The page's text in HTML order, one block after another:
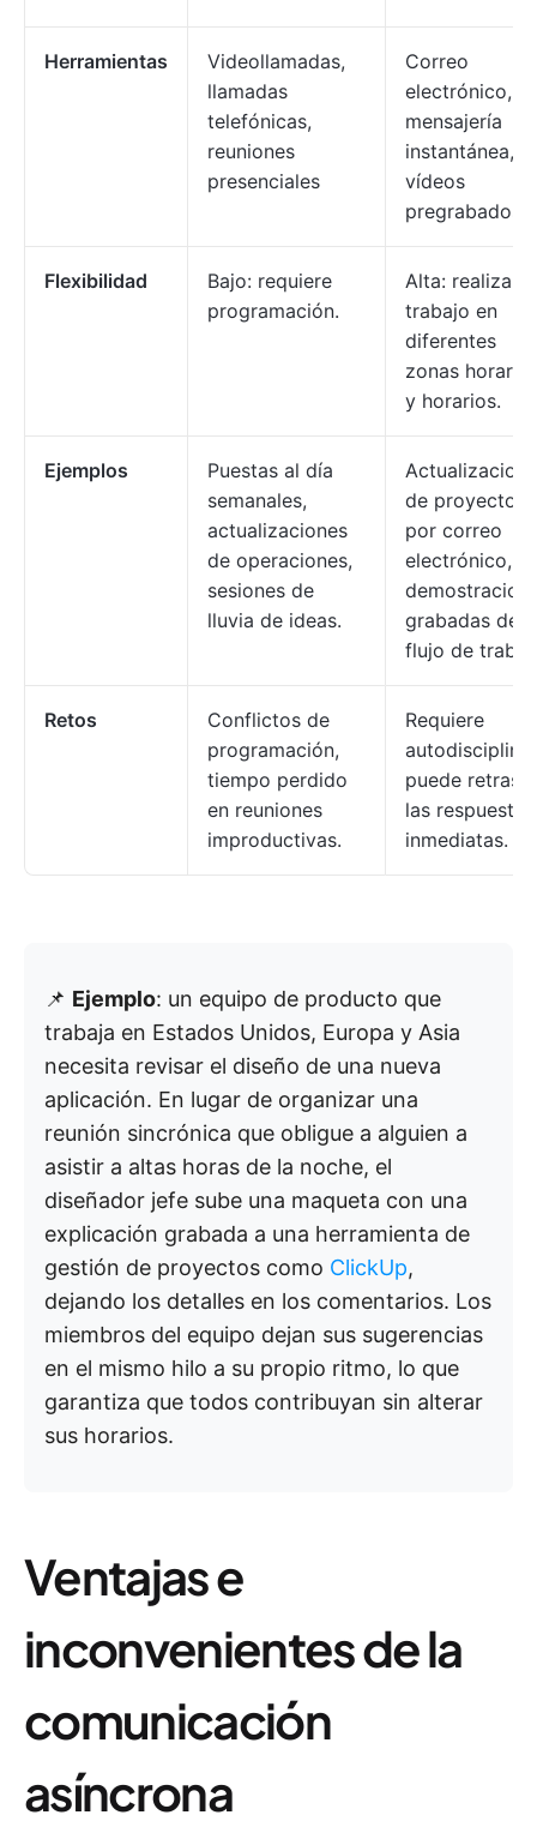
Herramientas
Videollamadas,
llamadas
telefónicas,
reuniones
presenciales
Correo
electrónico,
mensajería
instantánea,
vídeos
pregrabados.
Flexibilidad
Bajo: requiere
programación.
Alta: realiza el
trabajo en
diferentes
zonas horarias
y horarios.
Ejemplos
Puestas al día
semanales,
actualizaciones
de operaciones,
sesiones de
lluvia de ideas.
de proyectos
por correo
electrónico,
grabadas del
flujo de
Retos
Conflictos de
programación,
tiempo perdido
en reuniones
improductivas.
Requiere
autodisciplina,
puede retrasar
las respuestas
inmediatas.
📌 Ejemplo: un equipo de producto que
trabaja en Estados Unidos, Europa y Asia
necesita revisar el diseño de una nueva
aplicación. En lugar de organizar una
reunión sincrónica que obligue a alguien a
asistir a altas horas de la noche, el
diseñador jefe sube una maqueta con una
explicación grabada a una herramienta de
gestión de proyectos como ClickUp,
dejando los detalles en los comentarios. Los
miembros del equipo dejan sus sugerencias
en el mismo hilo a su propio ritmo, lo que
garantiza que todos contribuyan sin alterar
sus horarios.
Ventajas e
inconvenientes de la
comunicación
asíncrona